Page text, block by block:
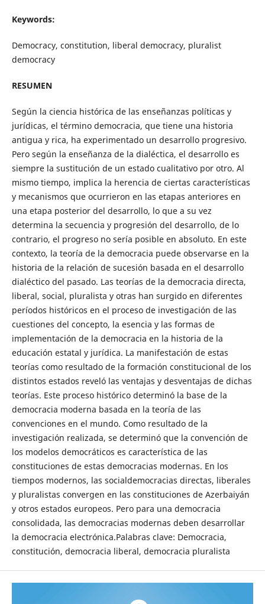
Keywords:
Democracy, constitution, liberal democracy, pluralist
democracy
RESUMEN
Según la ciencia histórica de las enseñanzas políticas y
jurídicas, el término democracia, que tiene una historia
antigua y rica, ha experimentado un desarrollo progresivo.
Pero según la enseñanza de la dialéctica, el desarrollo es
siempre la sustitución de un estado cualitativo por otro. Al
mismo tiempo, implica la herencia de ciertas características
y mecanismos que ocurrieron en las etapas anteriores en
una etapa posterior del desarrollo, lo que a su vez
determina la secuencia y progresión del desarrollo, de lo
contrario, el progreso no sería posible en absoluto. En este
contexto, la teoría de la democracia puede observarse en la
historia de la relación de sucesión basada en el desarrollo
dialéctico del pasado. Las teorías de la democracia directa,
liberal, social, pluralista y otras han surgido en diferentes
períodos históricos en el proceso de investigación de las
cuestiones del concepto, la esencia y las formas de
implementación de la democracia en la historia de la
educación estatal y jurídica. La manifestación de estas
teorías como resultado de la formación constitucional de los
distintos estados reveló las ventajas y desventajas de dichas
teorías. Este proceso histórico determinó la base de la
democracia moderna basada en la teoría de las
convenciones en el mundo. Como resultado de la
investigación realizada, se determinó que la convención de
los modelos democráticos es característica de las
constituciones de estas democracias modernas. En los
tiempos modernos, las socialdemocracias directas, liberales
y pluralistas convergen en las constituciones de Azerbaiyán
y otros estados europeos. Pero para una democracia
consolidada, las democracias modernas deben desarrollar
la democracia electrónica.Palabras clave: Democracia,
constitución, democracia liberal, democracia pluralista